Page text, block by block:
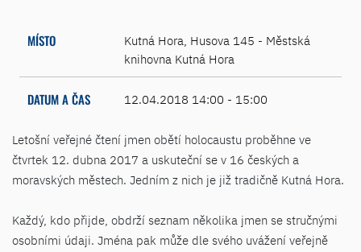
MÍSTO
Kutná Hora, Husova 145 - Městská
knihovna Kutná Hora
DATUM A ČAS 12.04.2018 14:00 - 15:00
Letošní veřejné čtení jmen obětí holocaustu proběhne ve
čtvrtek 12. dubna 2017 a uskuteční se v 16 českých a
moravských městech. Jedním z nich je již tradičně Kutná Hora.
Každý, kdo přijde, obdrží seznam několika jmen se stručnými
osobními údaji. Jména pak může dle svého uvážení veřejně